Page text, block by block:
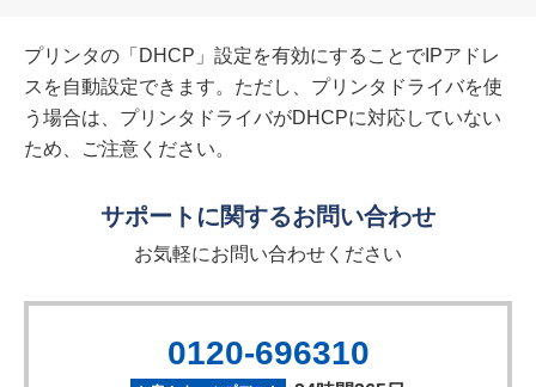
プリンタの「DHCP」設定を有効にすることでIPアドレ
スを自動設定できます。ただし、プリンタドライバを使
う場合は、プリンタドライバがDHCPに対応していない
ため、ご注意ください。
サポートに関するお問い合わせ
お気軽にお問い合わせください
0120-696310